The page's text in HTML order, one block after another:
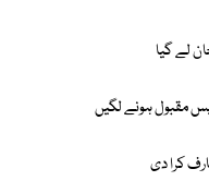
لے گیا
مقبول ہونے لگیں
کرا دی